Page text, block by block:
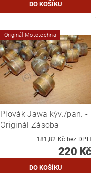
Originál Mototechna
Plovák Jawa kýv./pan. -
Originál Zásoba
181,82 Kč bez DPH
220 Kč